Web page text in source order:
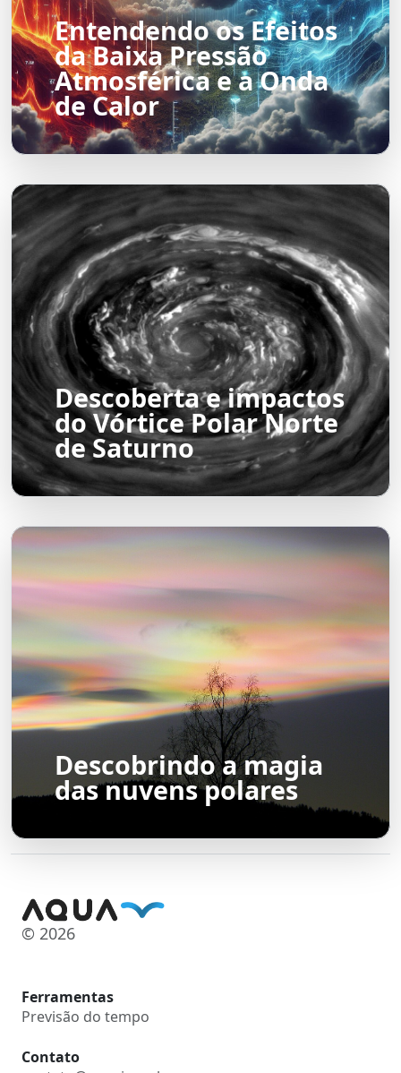
Entendendo os Efeitos
da Baixa Pressão
Atmosférica e a Onda
de Calor
Descoberta e impactos
do Vórtice Polar Norte
de Saturno
Descobrindo a magia
das nuvens polares
© 2026
Ferramentas
Previsão do tempo
Contato